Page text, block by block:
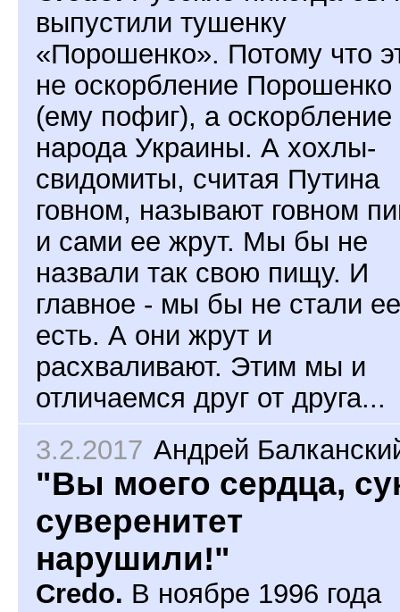
выпустили тушенку
«Порошенко». Потому что
не оскорбление Порошенко
(ему пофиг), а оскорбление
народа Украины. А хохлы-
свидомиты, считая Путина
говном, называют говном
и сами ее жрут. Мы бы не
назвали так свою пищу. И
главное - мы бы не стали ее
есть. А они жрут и
расхваливают. Этим мы и
отличаемся друг от друга...
3.2.2017 Андрей
"Вы моего сердца,
суверенитет
нарушили!"
Credo. В ноябре 1996 года